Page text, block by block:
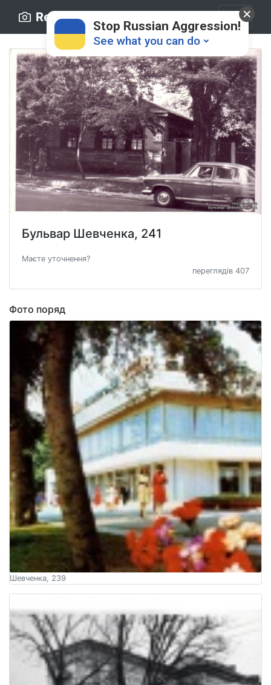
Retro.ck.ua
Бульвар Шевченка, 241
Маєте уточнення?
переглядів 407
Фото поряд
Шевченка, 239
Stop Russian Aggression!
See what you can do
Donate 💸
Support Ukraine ❤
Share this widget